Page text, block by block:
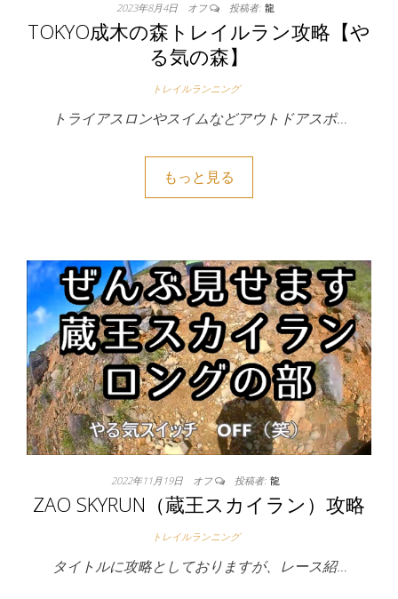
2023年8月4日 オフ 投稿者: 龍
TOKYO成木の森トレイルラン攻略【や
る気の森】
トレイルランニング
トライアスロンやスイムなどアウトドアスポ…
もっと見る
2022年11月19日 オフ 投稿者: 龍
ZAO SKYRUN（蔵王スカイラン）攻略
トレイルランニング
タイトルに攻略としておりますが、レース紹…